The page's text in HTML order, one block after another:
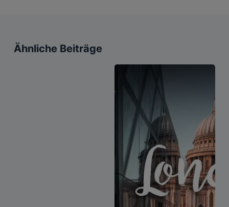
Ähnliche Beiträge